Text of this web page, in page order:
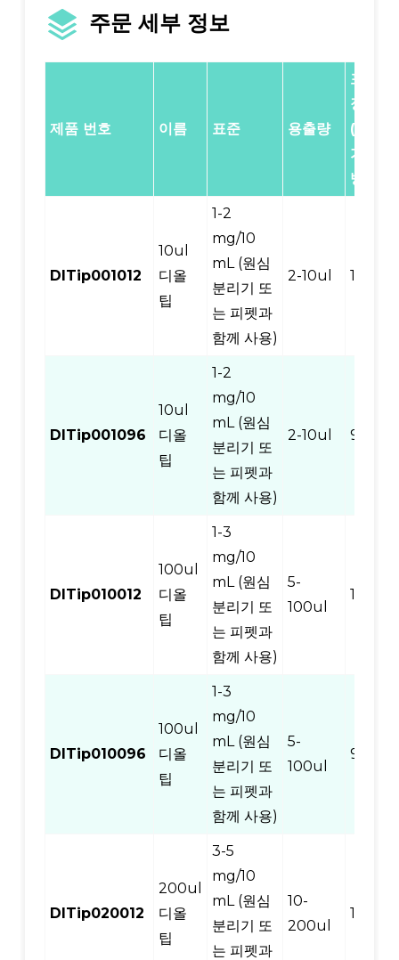
주문 세부 정보
제품 번호 이름 표준 용출량
포
장
(/
가
방)
DITip001012
10ul
디올
팁
1-2
mg/10
mL (원심
분리기 또
는 피펫과
함께 사용)
2-10ul 12
DITip001096
10ul
디올
팁
1-2
mg/10
mL (원심
분리기 또
는 피펫과
함께 사용)
2-10ul 96
DITip010012
100ul
디올
팁
1-3
mg/10
mL (원심
분리기 또
는 피펫과
함께 사용)
5-
100ul
12
DITip010096
100ul
디올
팁
1-3
mg/10
mL (원심
분리기 또
는 피펫과
함께 사용)
5-
100ul
96
DITip020012
200ul
디올
팁
3-5
mg/10
mL (원심
분리기 또
는 피펫과
10-
200ul
12